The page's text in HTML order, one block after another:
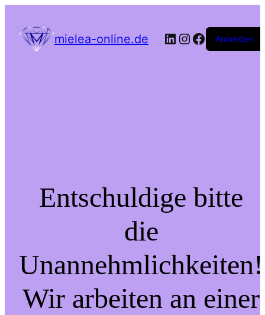
mielea-online.de LinkedIn
Instagram
Facebook
Anmelden
Entschuldige bitte
die
Unannehmlichkeiten!
Wir arbeiten an einer